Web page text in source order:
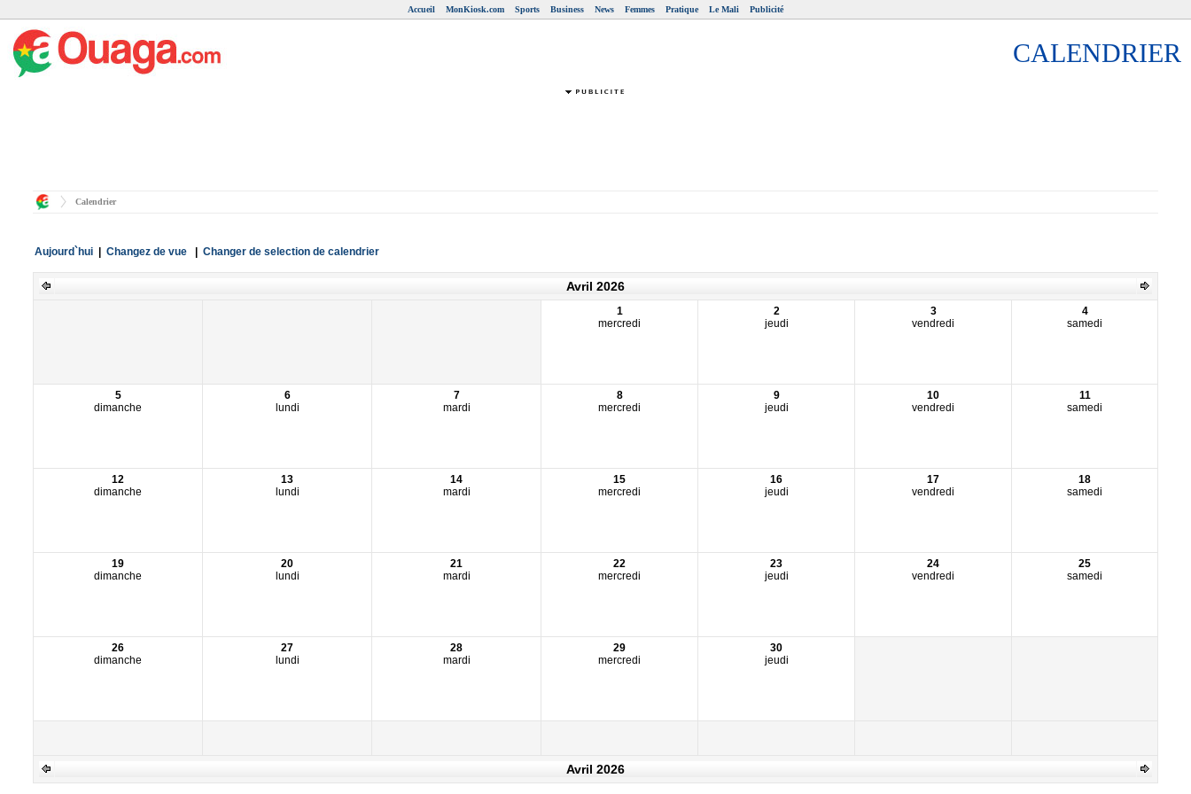
Accueil MonKiosk.com Sports Business News Femmes Pratique Le Mali Publicité
CALENDRIER
Calendrier
Aujourd`hui Changez de vue Changer de selection de calendrier
Avril 2026
1
mercredi
2
jeudi
3
vendredi
4
samedi
5
dimanche
6
lundi
7
mardi
8
mercredi
9
jeudi
10
vendredi
11
samedi
12
dimanche
13
lundi
14
mardi
15
mercredi
16
jeudi
17
vendredi
18
samedi
19
dimanche
20
lundi
21
mardi
22
mercredi
23
jeudi
24
vendredi
25
samedi
26
dimanche
27
lundi
28
mardi
29
mercredi
30
jeudi
Avril 2026